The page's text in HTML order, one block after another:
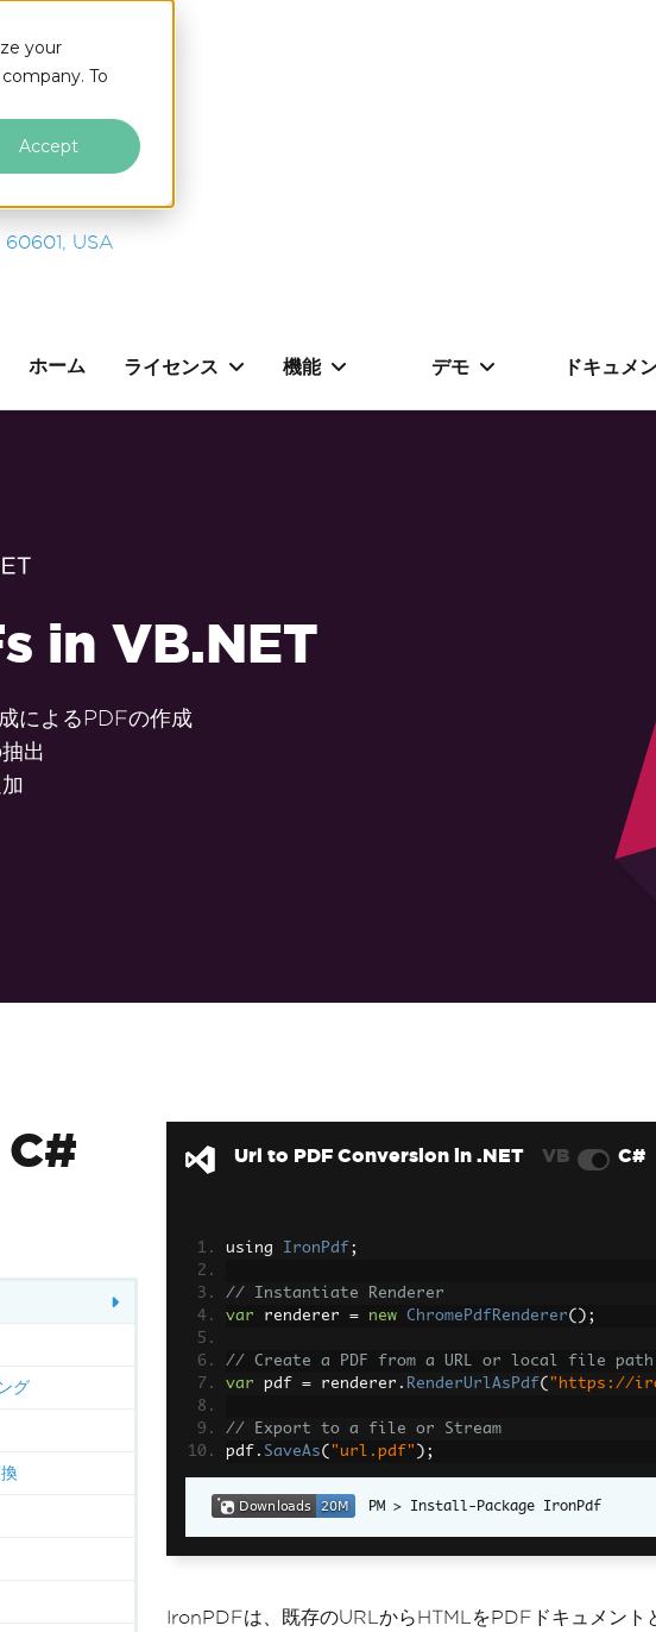
your
To
Accept
USA
ホーム ライセンス 機能 デモ ドキュメ
in VB.NET
によるPDFの作成
出
C#
グ
Url to PDF Conversion in .NET VB C#
using IronPdf ;
// Instantiate Renderer
var renderer = new ChromePdfRenderer();
// Create a PDF from a URL or local file path
var pdf = renderer . RenderUrlAsPdf( "https://
// Export to a file or Stream
pdf . SaveAs( "url.pdf" );
Install-Package IronPdf
IronPDFは、既存のURLからHTMLをPDFドキュメント